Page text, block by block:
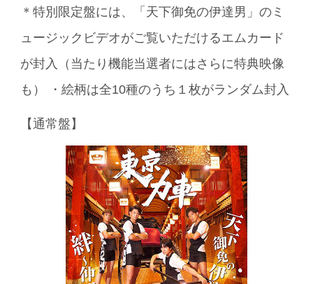
＊特別限定盤には、「天下御免の伊達男」のミ
ュージックビデオがご覧いただけるエムカード
が封入（当たり機能当選者にはさらに特典映像
も） ・絵柄は全10種のうち１枚がランダム封入
【通常盤】